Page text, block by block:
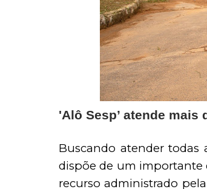
'Alô Sesp’ atende
Buscando atender todas
dispõe de um importante
recurso administrado